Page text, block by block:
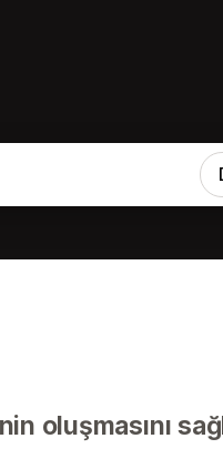
oluşmasını